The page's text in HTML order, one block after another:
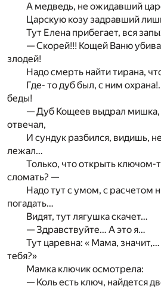
А медведь, не ожидавший
Царскую козу задравший
Тут Елена прибегает, вся
— Скорей!!! Кощей Ваню
злодей!
Надо смерть найти тирана,
Где- то дуб был, с ним
беды!
— Дуб Кощеев выдрал мишка,
отвечал,
И сундук разбился, видишь,
лежал…
Только, что открыть ключом-
сломать? —
Надо тут с умом, с расчетом
погадать…
Видят, тут лягушка скачет…
— Здравствуйте… А это я…
Тут царевна: « Мама,
тебя?»
Мамка ключик осмотрела:
— Коль есть ключ, найдется